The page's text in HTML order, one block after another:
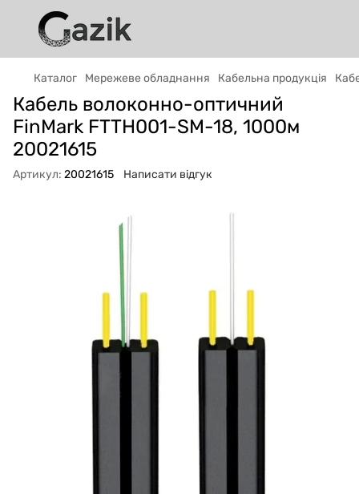
Каталог Мережеве обладнання Кабельна продукція
Кабель волоконно-оптичний
FinMark FTTH001-SM-18, 1000м
20021615
Артикул: 20021615 Написати відгук
Онлайн · пошук техніки
Привіт! 👋 Я Gazik AI — допоможу
Що шукаєш?